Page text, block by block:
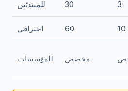
للمبتدئين 30 3
احترافي 60 10
للمؤسسات مخصص